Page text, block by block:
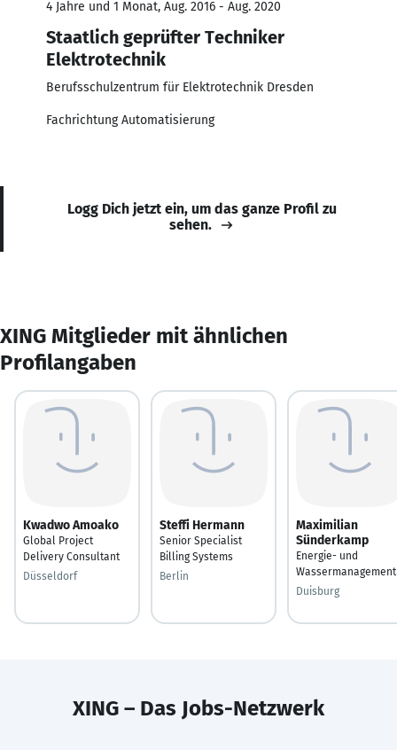
4 Jahre und 1 Monat, Aug. 2016 - Aug. 2020
Staatlich geprüfter Techniker
Elektrotechnik
Berufsschulzentrum für Elektrotechnik Dresden
Fachrichtung Automatisierung
Logg Dich jetzt ein, um das ganze Profil zu
sehen.
XING Mitglieder mit ähnlichen
Profilangaben
Kwadwo Amoako
Global Project
Delivery Consultant
Düsseldorf
Steffi Hermann
Senior Specialist
Billing Systems
Berlin
Maximilian
Sünderkamp
Energie- und
Wassermanagement
Duisburg
XING – Das Jobs-Netzwerk